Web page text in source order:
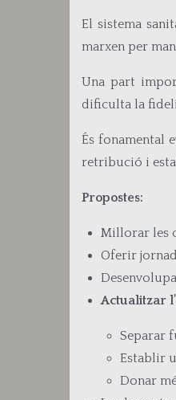
El sistema
marxen per
Una part
dificulta la
És fonamental
retribució i
Propostes:
Millorar les
Oferir
Actualitzar
Separar
Establir
Donar